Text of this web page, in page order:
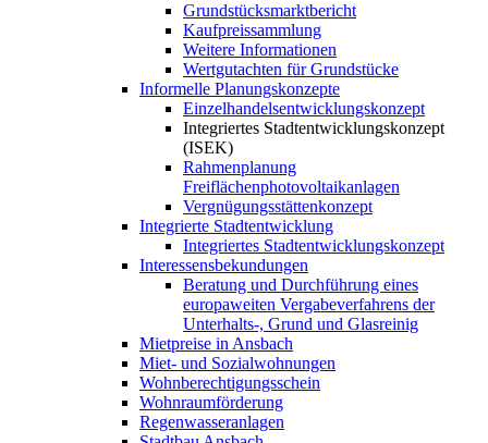
Grundstücksmarktbericht
Kaufpreissammlung
Weitere Informationen
Wertgutachten für Grundstücke
Informelle Planungskonzepte
Einzelhandelsentwicklungskonzept
Integriertes Stadtentwicklungskonzept
(ISEK)
Rahmenplanung
Freiflächenphotovoltaikanlagen
Vergnügungsstättenkonzept
Integrierte Stadtentwicklung
Integriertes Stadtentwicklungskonzept
Interessensbekundungen
Beratung und Durchführung eines
europaweiten Vergabeverfahrens der
Unterhalts-, Grund und Glasreinig
Mietpreise in Ansbach
Miet- und Sozialwohnungen
Wohnberechtigungsschein
Wohnraumförderung
Regenwasseranlagen